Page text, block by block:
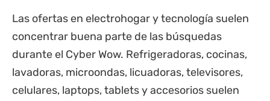
Las ofertas en electrohogar y tecnología suelen
concentrar buena parte de las búsquedas
durante el Cyber Wow. Refrigeradoras, cocinas,
lavadoras, microondas, licuadoras, televisores,
celulares, laptops, tablets y accesorios suelen